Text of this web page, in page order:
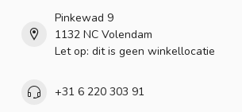
Pinkewad 9
1132 NC Volendam
Let op: dit is geen winkellocatie
+31 6 220 303 91